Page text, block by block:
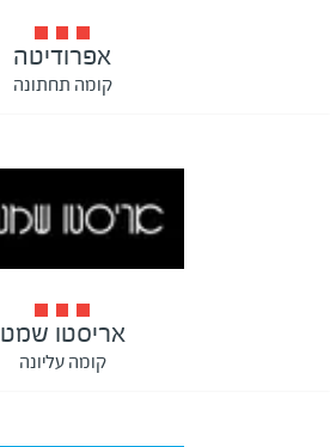
אפרודיטה
קומה תחתונה
אריסטו שמט
קומה עליונה